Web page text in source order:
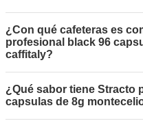
¿Con qué cafeteras es
profesional black 96
caffitaly?
¿Qué sabor tiene Stracto
capsulas de 8g